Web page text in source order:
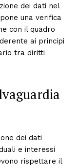
dei dati nel
una verifica
con il quadro
ai principi
tra diritti
dei dati
e interessi
rispettare il